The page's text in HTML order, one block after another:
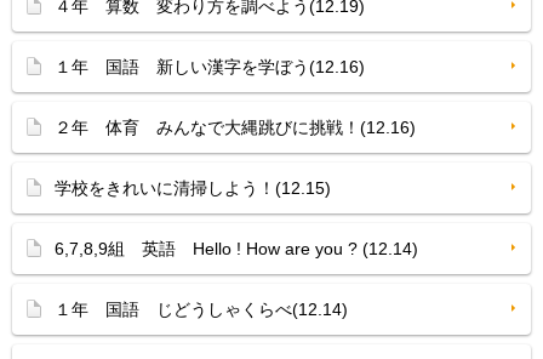
４年 算数 変わり方を調べよう(12.19)
１年 国語 新しい漢字を学ぼう(12.16)
２年 体育 みんなで大縄跳びに挑戦！(12.16)
学校をきれいに清掃しよう！(12.15)
6,7,8,9組 英語 Hello ! How are you ? (12.14)
１年 国語 じどうしゃくらべ(12.14)